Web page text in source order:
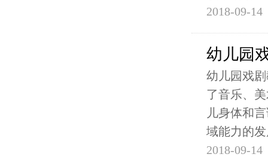
2018-09-14
幼儿园
幼儿园戏
了音乐、
儿身体和
域能力的
2018-09-14